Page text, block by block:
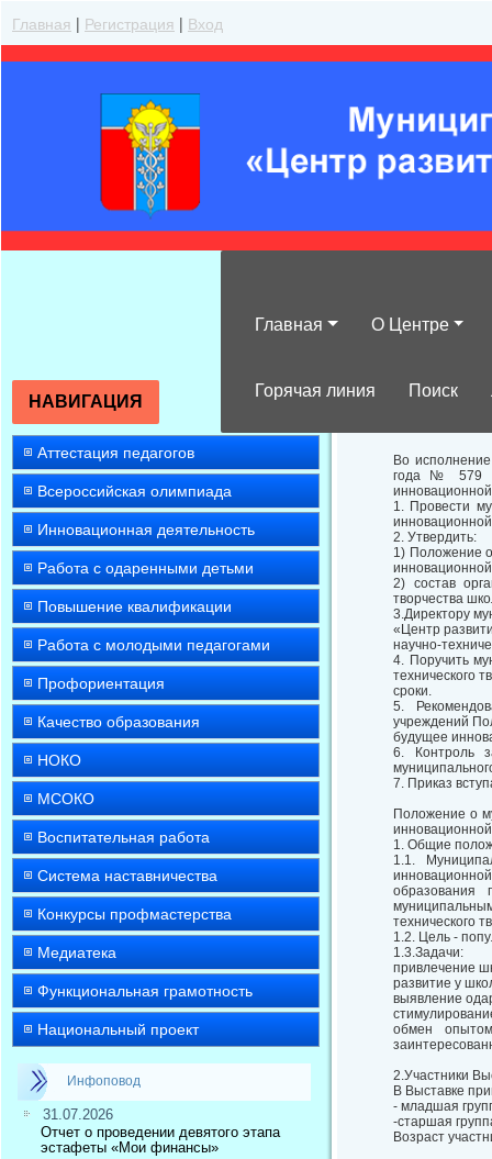
Главная | Регистрация | Вход
Главная О Центре
Горячая линия Поиск
НАВИГАЦИЯ
Аттестация педагогов
Всероссийская олимпиада
Инновационная деятельность
Работа с одаренными детьми
Повышение квалификации
Работа с молодыми педагогами
Профориентация
Качество образования
НОКО
МСОКО
Воспитательная работа
Система наставничества
Конкурсы профмастерства
Медиатека
Функциональная грамотность
Национальный проект
Инфоповод
31.07.2026
Отчет о проведении девятого этапа
эстафеты «Мои финансы»
техники -
Во
года № 579 «О
инновационной
1. Провести
2. Утвердить:
1) Положение
2) состав
творчества
3.Директору
«Центр
научно-
4. Поручить
технического
сроки.
5.
учреждений
будущее
6. Контроль
7. Приказ
Положение о
1. Общие
1.1.
образования
технического
1.2. Цель -
1.3.Задачи:
привлечение
развитие у
выявление
обмен
2.Участники
В Выставке
- младшая
-старшая
Возраст